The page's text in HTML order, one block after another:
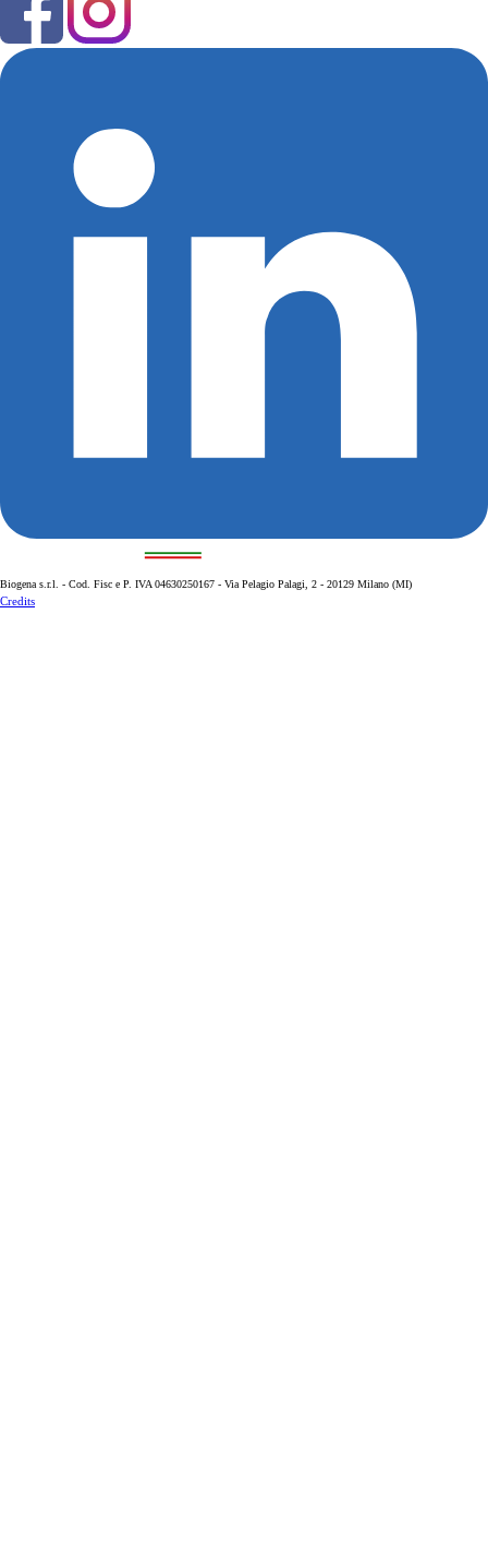
Biogena s.r.l. - Cod. Fisc e P. IVA 04630250167 - Via Pelagio Palagi, 2 - 20129 Milano (MI)
Credits